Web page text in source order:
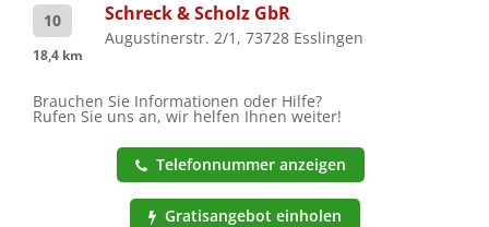
10
18,4 km
Schreck & Scholz GbR
Augustinerstr. 2/1, 73728 Esslingen
Brauchen Sie Informationen oder Hilfe?
Rufen Sie uns an, wir helfen Ihnen weiter!
Telefonnummer anzeigen
Gratisangebot einholen